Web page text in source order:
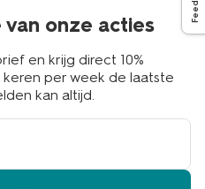
onze acties
en krijg direct 10%
per week de laatste
kan altijd.